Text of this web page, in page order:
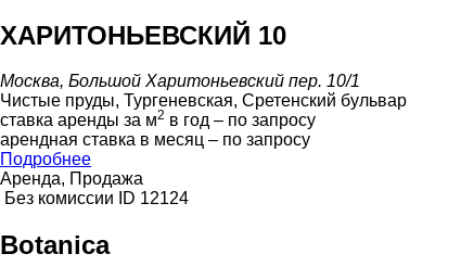
ХАРИТОНЬЕВСКИЙ 10
Москва, Большой Харитоньевский пер. 10/1
Чистые пруды, Тургеневская, Сретенский бульвар
ставка аренды за м2 в год – по запросу
арендная ставка в месяц – по запросу
Подробнее
Аренда, Продажа
Без комиссии
ID 12124
Botanica